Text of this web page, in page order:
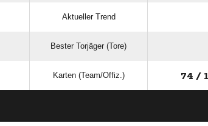
Aktueller Trend
Bester Torjäger (Tore)
Karten (Team/Offiz.) 74 / 1